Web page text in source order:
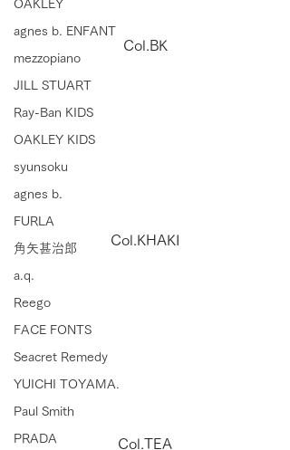
OAKLEY
agnes b. ENFANT
mezzopiano
JILL STUART
Ray-Ban KIDS
OAKLEY KIDS
syunsoku
agnes b.
FURLA
角矢甚治郎
a.q.
Reego
FACE FONTS
Seacret Remedy
YUICHI TOYAMA.
Paul Smith
PRADA
Col.BK
Col.KHAKI
Col.TEA